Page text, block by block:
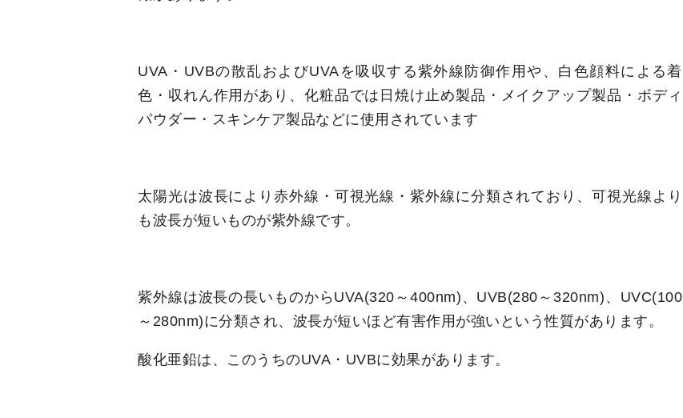
UVA・UVBの散乱およびUVAを吸収する紫外線防御作用や、白色顔料による着
色・収れん作用があり、化粧品では日焼け止め製品・メイクアップ製品・ボディ
パウダー・スキンケア製品などに使用されています
太陽光は波長により赤外線・可視光線・紫外線に分類されており、可視光線より
も波長が短いものが紫外線です。
紫外線は波長の長いものからUVA(320～400nm)、UVB(280～320nm)、UVC(100
～280nm)に分類され、波長が短いほど有害作用が強いという性質があります。
酸化亜鉛は、このうちのUVA・UVBに効果があります。